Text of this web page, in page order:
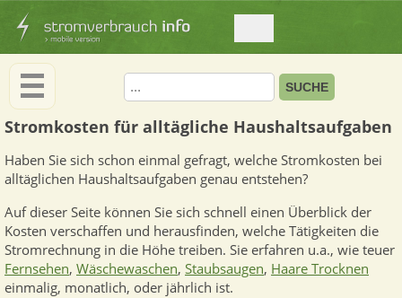
Stromkosten für alltägliche Haushaltsaufgaben
Haben Sie sich schon einmal gefragt, welche Stromkosten bei
alltäglichen Haushaltsaufgaben genau entstehen?
Auf dieser Seite können Sie sich schnell einen Überblick der
Kosten verschaffen und herausfinden, welche Tätigkeiten die
Stromrechnung in die Höhe treiben. Sie erfahren u.a., wie teuer
Fernsehen, Wäschewaschen, Staubsaugen, Haare Trocknen
einmalig, monatlich, oder jährlich ist.